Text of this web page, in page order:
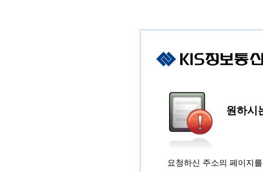
원하시
요청하신 주소의 페이지